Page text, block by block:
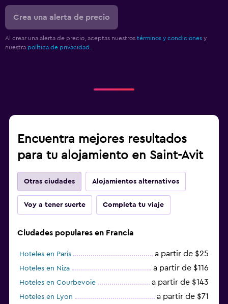
Crea una alerta de precio
Al crear una alerta de precio, aceptas nuestros términos y condiciones y
nuestra política de privacidad.
Encuentra mejores resultados
para tu alojamiento en Saint-Avit
Otras ciudades Alojamientos alternativos
Voy a tener suerte Completa tu viaje
Ciudades populares en Francia
Hoteles en París a partir de $25
Hoteles en Niza a partir de $116
Hoteles en Courbevoie a partir de $143
Hoteles en Lyon a partir de $71